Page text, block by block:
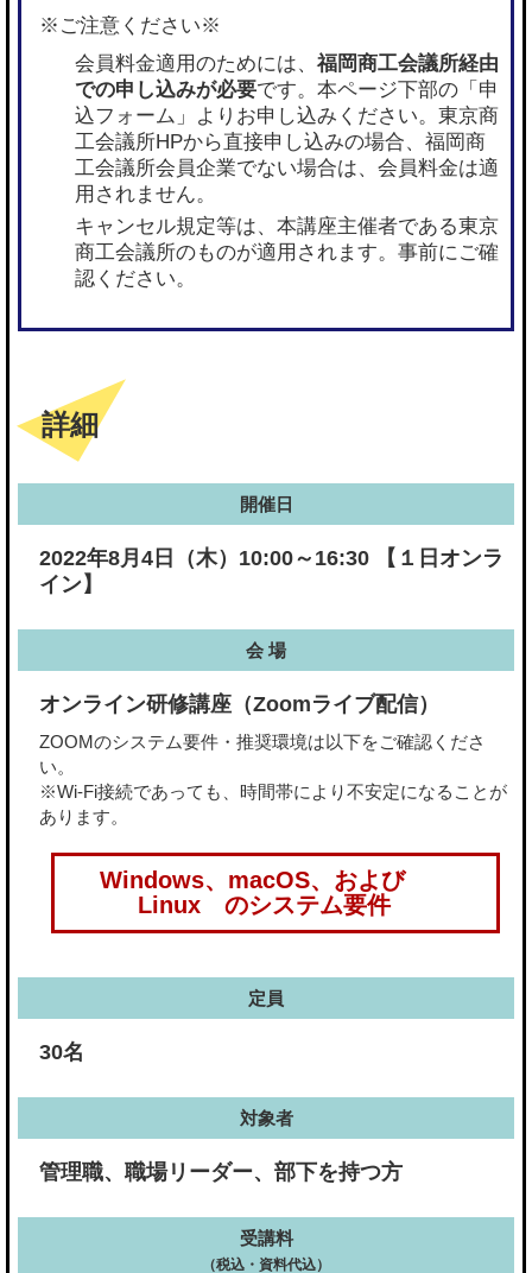
※ご注意ください※
会員料金適用のためには、 福岡商工会議所経由
での申し込みが必要です。本ページ下部の「申
込フォーム」よりお申し込みください。東京商
工会議所HPから直接申し込みの場合、福岡商
工会議所会員企業でない場合は、会員料金は適
用されません。
キャンセル規定等は、本講座主催者である東京
商工会議所のものが適用されます。事前にご確
認ください。
詳細
開催日
2022年8月4日（木）10:00～16:30 【１日オンラ
イン】
会 場
オンライン研修講座（Zoomライブ配信）
ZOOMのシステム要件・推奨環境は以下をご確認くださ
い。
※Wi-Fi接続であっても、時間帯により不安定になることが
あります。
Windows、macOS、および
Linux のシステム要件
定員
30名
対象者
管理職、職場リーダー、部下を持つ方
受講料
（税込・資料代込）